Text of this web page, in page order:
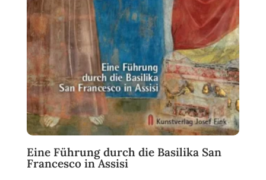
Eine Führung durch die Basilika San
Francesco in Assisi